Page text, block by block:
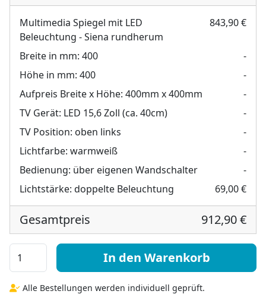
Multimedia Spiegel mit LED
Beleuchtung - Siena rundherum
843,90 €
Breite in mm: 400
-
Höhe in mm: 400
-
Aufpreis Breite x Höhe: 400mm x 400mm
-
TV Gerät: LED 15,6 Zoll (ca. 40cm)
-
TV Position: oben links
-
Lichtfarbe: warmweiß
-
Bedienung: über eigenen Wandschalter
-
Lichtstärke: doppelte Beleuchtung 69,00 €
Gesamtpreis 912,90 €
Multimedia Spiegel mit LED Beleuchtung - Siena
In den Warenkorb
Alle Bestellungen werden individuell geprüft.